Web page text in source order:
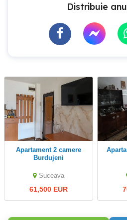
Distribuie
Apartament 2 camere
Burdujeni
Suceava
61,500 EUR